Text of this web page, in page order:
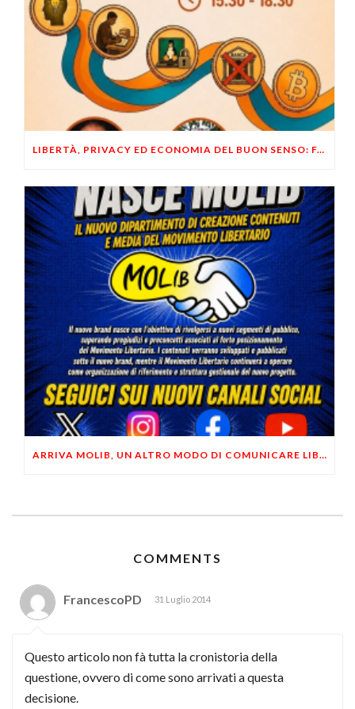
LIBERTÀ, PRIVACY ED ECONOMIA DEL BUON SENSO: FACCO E MUSUMECI A CASALECCHIO DI RENO (BO)
ARRIVA MOLIB, UN ALTRO MODO DI COMUNICARE LIBERTARIO
COMMENTS
FrancescoPD 31 Luglio 2014
Questo articolo non fà tutta la cronistoria della
questione, ovvero di come sono arrivati a questa
decisione.